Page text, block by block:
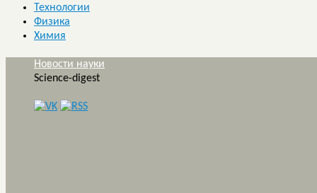
Технологии
Физика
Химия
Новости науки
Science-digest